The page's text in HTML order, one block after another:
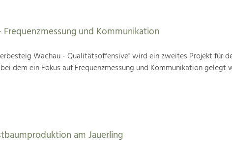
und Kommunikation
Wachau - Qualitätsoffensive" wird ein zweites Projekt für
dem ein Fokus auf Frequenzmessung und Kommunikation gelegt
am Jauerling